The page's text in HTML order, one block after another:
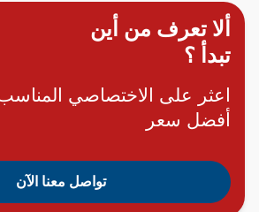
ألا تعرف من أين
تبدأ ؟
اعثر على الاختصاصي
أفضل سعر
تواصل معنا الآن